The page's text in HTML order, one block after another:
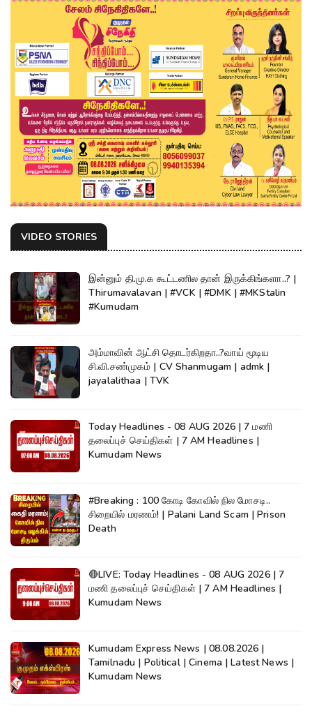
VIDEO STORIES
இன்னும் தி.மு.க கூட்டணில தான் இருக்கிங்களா..? |
Thirumavalavan | #VCK | #DMK | #MKStalin
#Kumudam
அம்மாவின் ஆட்சி தொடர்கிறதா..?வாய் மூடிய
சி.வி.சண்முகம் | CV Shanmugam | admk |
jayalalithaa | TVK
Today Headlines - 08 AUG 2026 | 7 மணி
தலைப்புச் செய்திகள் | 7 AM Headlines |
Kumudam News
#Breaking : 100 கோடி கோவில் நில மோசடி..
சிறையில் மரணம்! | Palani Land Scam | Prison
Death
🔴LIVE: Today Headlines - 08 AUG 2026 | 7
மணி தலைப்புச் செய்திகள் | 7 AM Headlines |
Kumudam News
Kumudam Express News | 08.08.2026 |
Tamilnadu | Political | Cinema | Latest News |
Kumudam News